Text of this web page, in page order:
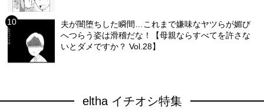
夫が闇堕ちした瞬間…これまで嫌味なヤツらが媚び
へつらう姿は滑稽だな！【母親ならすべてを許さな
いとダメですか？ Vol.28】
eltha イチオシ特集